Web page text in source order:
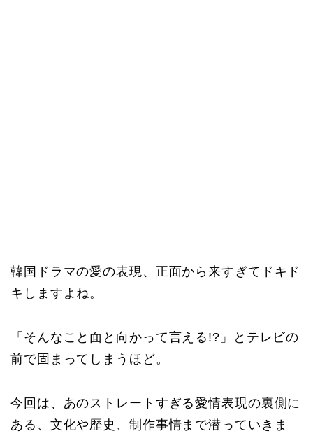
韓国ドラマの愛の表現、正面から来すぎてドキド
キしますよね。
「そんなこと面と向かって言える!?」とテレビの
前で固まってしまうほど。
今回は、あのストレートすぎる愛情表現の裏側に
ある、文化や歴史、制作事情まで潜っていきま